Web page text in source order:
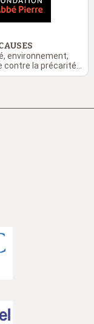
environnement,
contre la précarité...